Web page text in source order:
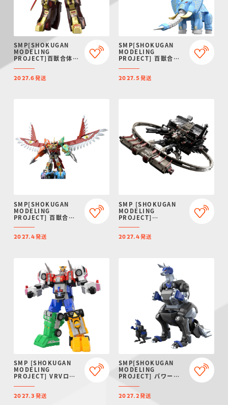
SMP[SHOKUGAN
MODELING
PROJECT]百獣合体
2027年6月発送】
2027.6発送
SMP[SHOKUGAN
MODELING
PROJECT] 百獣合体
レファント【再販：
2027年5月発送】
2027.5 発送
SMP[SHOKUGAN
MODELING
PROJECT] 百獣合体
2027.4発送
SMP [SHOKUGAN
MODELING
PROJECT]
AAP07:
2027.4発送
SMP [SHOKUGAN
MODELING
PROJECT] VRVロボ
限定】
2027.3 発送
SMP[SHOKUGAN
MODELING
PROJECT] パワーア
トラ ガオワラビー【プ
レミアムバンダイ限
2027.2発送